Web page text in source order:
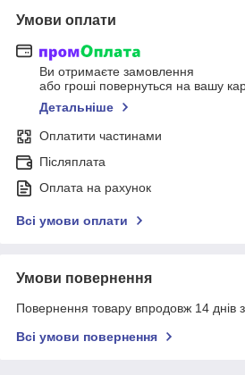
Умови оплати
Ви отримаєте замовлення
або гроші повернуться на вашу
Детальніше
Оплатити частинами
Післяплата
Оплата на рахунок
Всі умови оплати
Умови повернення
Повернення товару впродовж 14 днів
Всі умови повернення